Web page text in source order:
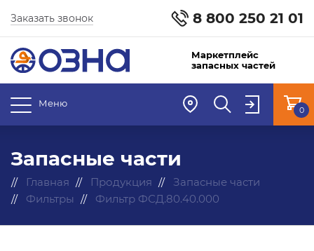
8 800 250 21 01
Заказать звонок
Маркетплейс
запасных частей
Меню
0
Запасные части
Главная Продукция
Запасные части
Фильтры
Фильтр ФСД.80.40.000